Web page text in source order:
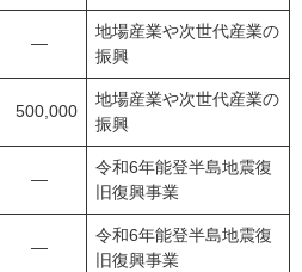
―
地場産業や次世代産業の
振興
500,000
地場産業や次世代産業の
振興
―
令和6年能登半島地震復
旧復興事業
―
令和6年能登半島地震復
旧復興事業